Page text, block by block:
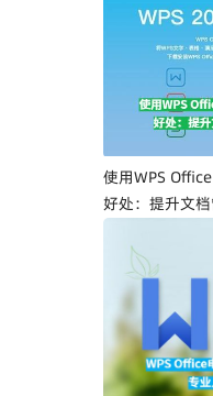
WPS Office
一步教你创建
使用WPS
好处：提升文